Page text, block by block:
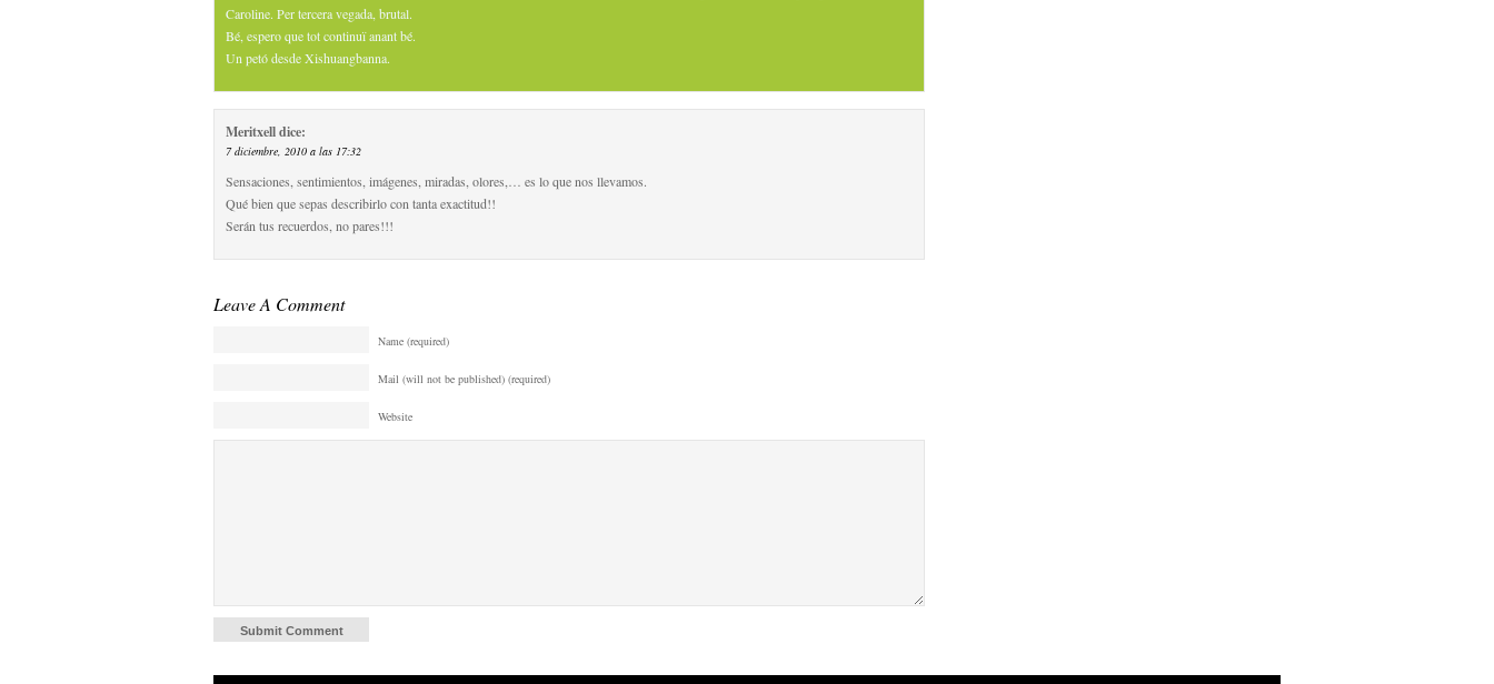
Caroline. Per tercera vegada, brutal.
Bé, espero que tot continuï anant bé.
Un petó desde Xishuangbanna.
Meritxelldice:
7 diciembre, 2010 a las 17:32
Sensaciones, sentimientos, imágenes, miradas, olores,… es lo que nos llevamos.
Qué bien que sepas describirlo con tanta exactitud!!
Serán tus recuerdos, no pares!!!
Leave A Comment
Name (required)
Mail (will not be published) (required)
Website